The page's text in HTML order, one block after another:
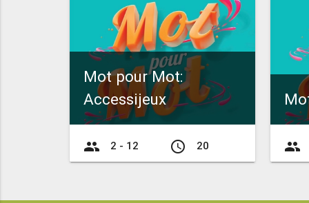
Mot pour Mot:
Accessijeux
group 2 - 12 access_time 20 group